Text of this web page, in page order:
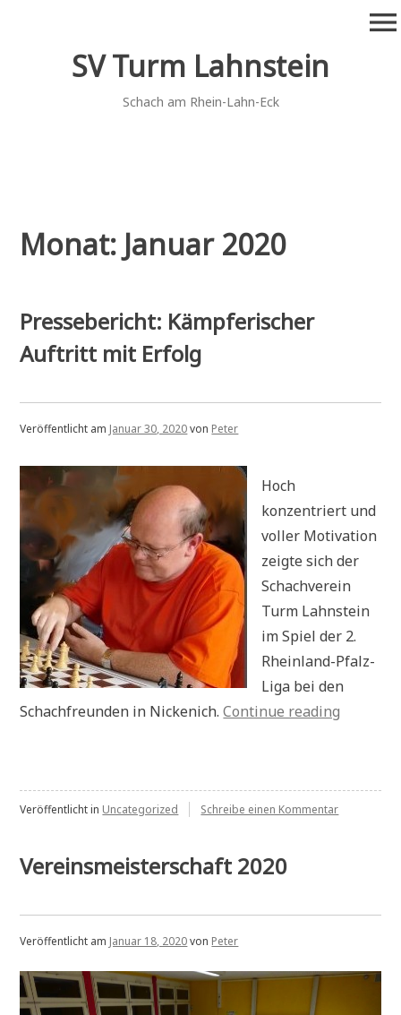
SV Turm Lahnstein
Schach am Rhein-Lahn-Eck
menu
Monat: Januar 2020
Pressebericht: Kämpferischer
Auftritt mit Erfolg
Veröffentlicht am Januar 30, 2020von Peter
Hoch
konzentriert und
voller Motivation
zeigte sich der
Schachverein
Turm Lahnstein
im Spiel der 2.
Rheinland-Pfalz-
Liga bei den
Schachfreunden in Nickenich.Continue reading
mit
Veröffentlicht in Uncategorized Schreibe einen Kommentarzu
Vereinsmeisterschaft 2020
Veröffentlicht am Januar 18, 2020von Peter